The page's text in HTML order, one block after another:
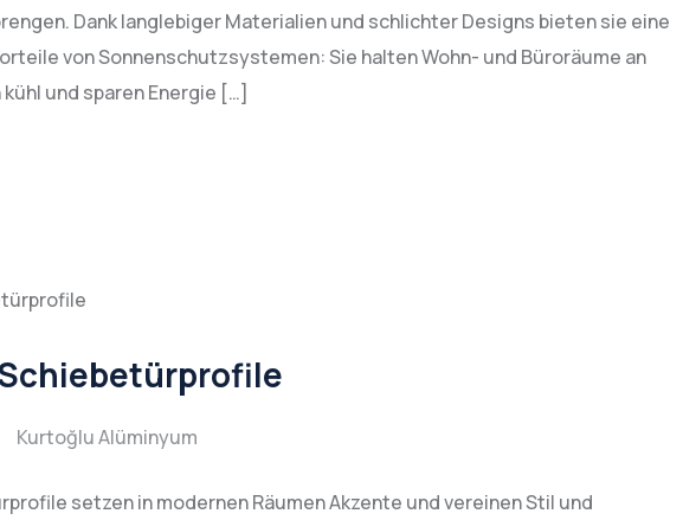
Dank langlebiger Materialien und schlichter Designs bieten sie eine
von Sonnenschutzsystemen: Sie halten Wohn- und Büroräume an
und sparen Energie […]
setzen in modernen Räumen Akzente und vereinen Stil und